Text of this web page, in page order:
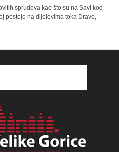
sprudova kao što su na Savi kod
postoje na dijelovima toka Drave,